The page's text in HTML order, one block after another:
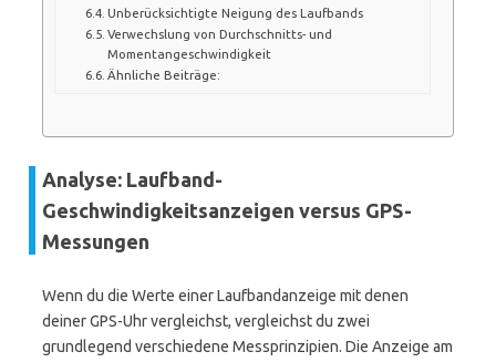
Unberücksichtigte Neigung des Laufbands
Verwechslung von Durchschnitts- und
Momentangeschwindigkeit
Ähnliche Beiträge:
Analyse: Laufband-
Geschwindigkeitsanzeigen versus GPS-
Messungen
Wenn du die Werte einer Laufbandanzeige mit denen
deiner GPS-Uhr vergleichst, vergleichst du zwei
grundlegend verschiedene Messprinzipien. Die Anzeige am